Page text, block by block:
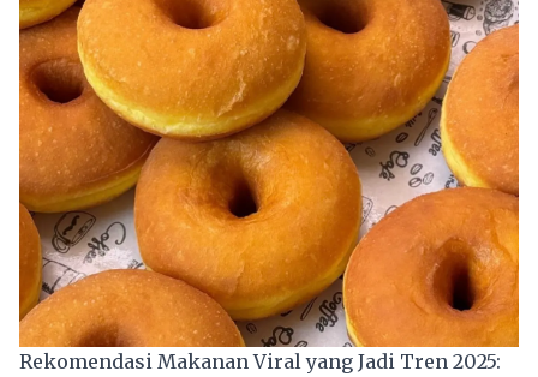
Rekomendasi Makanan Viral yang Jadi Tren 2025: